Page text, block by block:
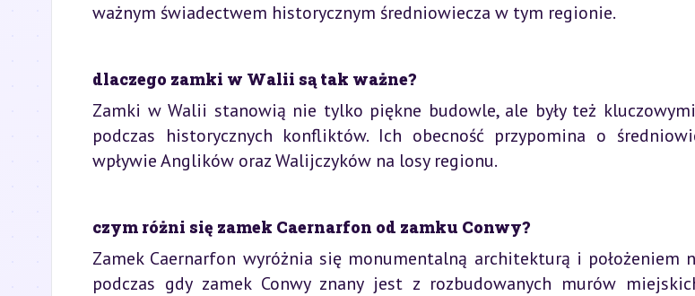
ważnym świadectwem historycznym średniowiecza w tym regionie.
dlaczego zamki w Walii są tak ważne?
Zamki w Walii stanowią nie tylko piękne budowle, ale były też
podczas historycznych konfliktów. Ich obecność przypomina o
wpływie Anglików oraz Walijczyków na losy regionu.
czym różni się zamek Caernarfon od zamku Conwy?
Zamek Caernarfon wyróżnia się monumentalną architekturą i położeniem
podczas gdy zamek Conwy znany jest z rozbudowanych murów